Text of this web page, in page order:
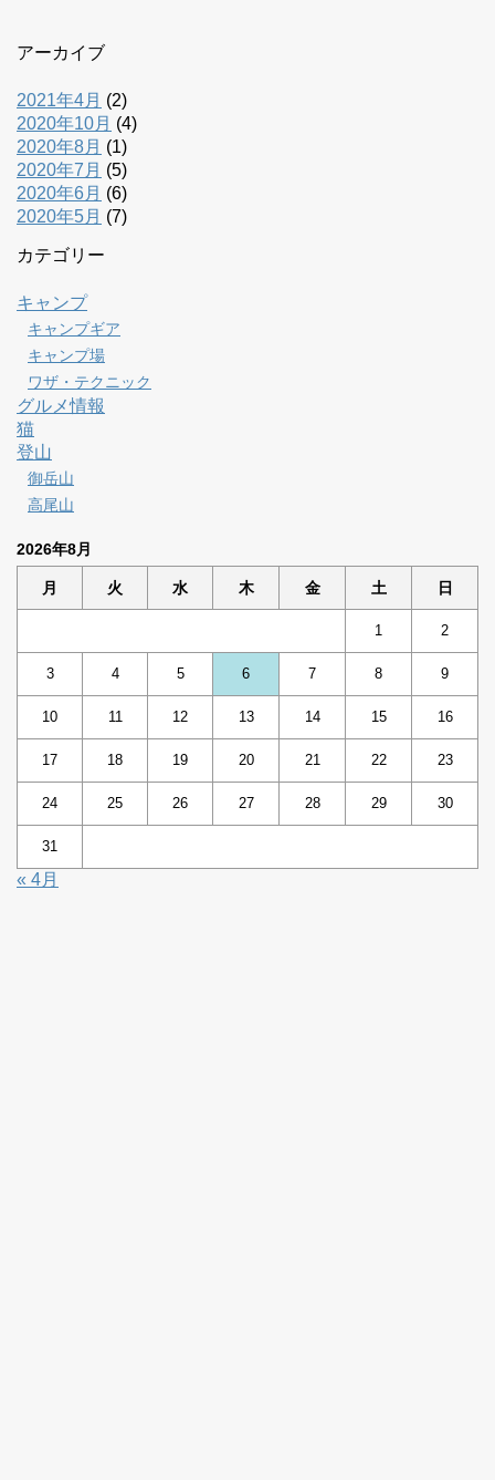
アーカイブ
2021年4月 (2)
2020年10月 (4)
2020年8月 (1)
2020年7月 (5)
2020年6月 (6)
2020年5月 (7)
カテゴリー
キャンプ
キャンプギア
キャンプ場
ワザ・テクニック
グルメ情報
猫
登山
御岳山
高尾山
2026年8月
月 火 水 木 金 土 日
1 2
3 4 5 6 7 8 9
10 11 12 13 14 15 16
17 18 19 20 21 22 23
24 25 26 27 28 29 30
31
« 4月